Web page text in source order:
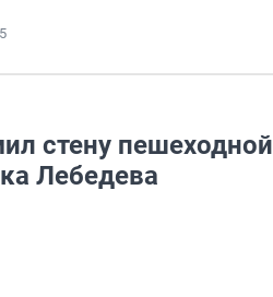
5
стену пешеходной
Лебедева